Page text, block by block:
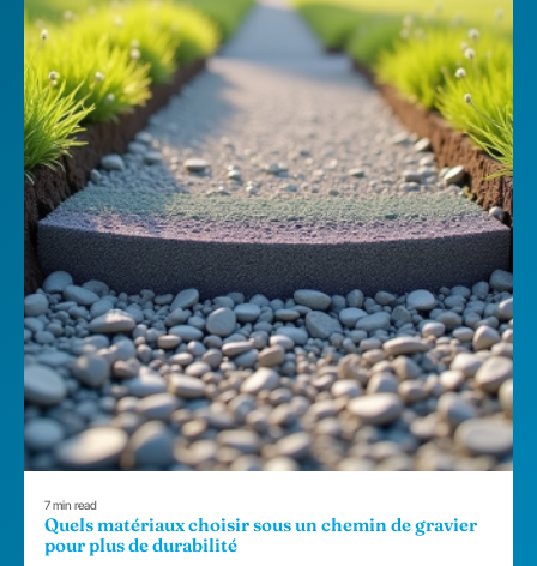
7 min read
Quels matériaux choisir sous un chemin de gravier
pour plus de durabilité